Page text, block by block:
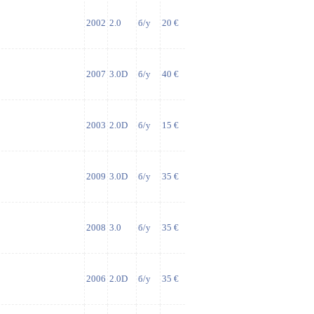
2002 2.0 б/у 20 €
2007 3.0D б/у 40 €
2003 2.0D б/у 15 €
2009 3.0D б/у 35 €
2008 3.0 б/у 35 €
2006 2.0D б/у 35 €